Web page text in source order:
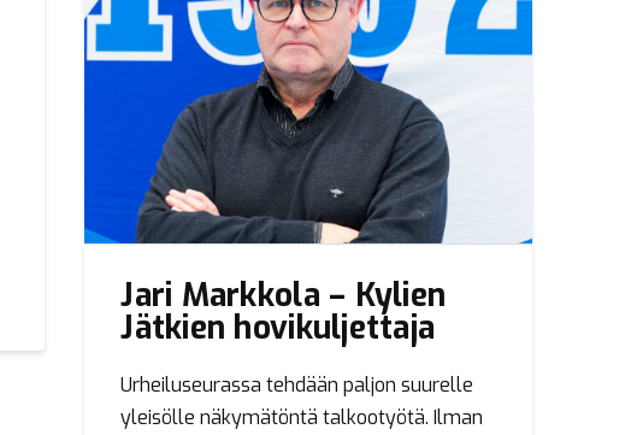
Jari Markkola – Kylien
Jätkien hovikuljettaja
Urheiluseurassa tehdään paljon suurelle
yleisölle näkymätöntä talkootyötä. Ilman